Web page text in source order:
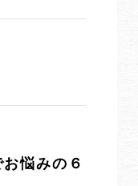
悩みの６